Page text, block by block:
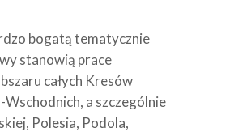
bogatą tematycznie
stanowią prace
całych Kresów
Wschodnich, a szczególnie
Polesia, Podola,